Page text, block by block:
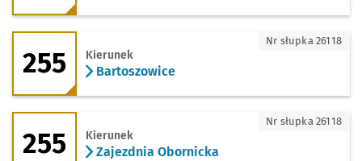
255 - kierunek Bartoszowice
255 Kierunek
Bartoszowice
Nr słupka 26118
255 - kierunek Zajezdnia Obornicka
255 Kierunek
Zajezdnia Obornicka
Nr słupka 26118